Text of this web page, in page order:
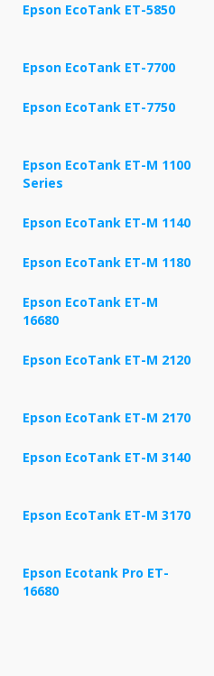
Epson EcoTank ET-5850
Epson EcoTank ET-7700
Epson EcoTank ET-7750
Epson EcoTank ET-M 1100
Series
Epson EcoTank ET-M 1140
Epson EcoTank ET-M 1180
Epson EcoTank ET-M
16680
Epson EcoTank ET-M 2120
Epson EcoTank ET-M 2170
Epson EcoTank ET-M 3140
Epson EcoTank ET-M 3170
Epson Ecotank Pro ET-
16680